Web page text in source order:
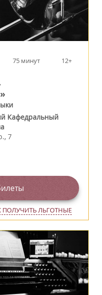
75 минут 12+
Кафедральный
7
ПОЛУЧИТЬ ЛЬГОТНЫЕ